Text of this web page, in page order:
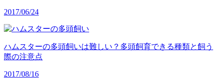
2017/06/24
ハムスターの多頭飼いは難しい？多頭飼育できる種類と飼う
際の注意点
2017/08/16